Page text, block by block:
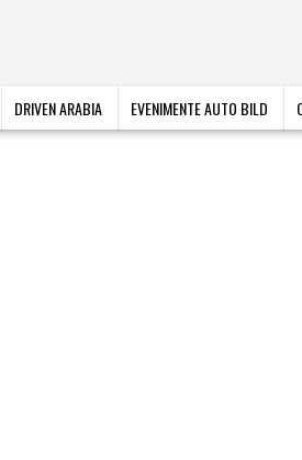
DRIVEN ARABIA EVENIMENTE AUTO BILD